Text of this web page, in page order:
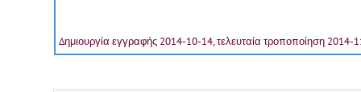
Δημιουργία εγγραφής 2014-10-14, τελευταία τροποποίηση 2014-